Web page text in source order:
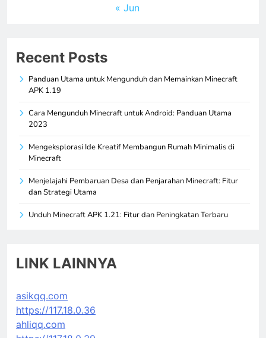
« Jun
Recent Posts
Panduan Utama untuk Mengunduh dan Memainkan Minecraft
APK 1.19
Cara Mengunduh Minecraft untuk Android: Panduan Utama
2023
Mengeksplorasi Ide Kreatif Membangun Rumah Minimalis di
Minecraft
Menjelajahi Pembaruan Desa dan Penjarahan Minecraft: Fitur
dan Strategi Utama
Unduh Minecraft APK 1.21: Fitur dan Peningkatan Terbaru
LINK LAINNYA
asikqq.com
https://117.18.0.36
ahliqq.com